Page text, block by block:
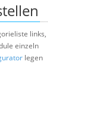
links,
einzeln
legen